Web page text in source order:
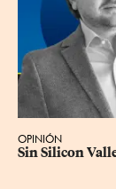
OPINIÓN
Sin Silicon